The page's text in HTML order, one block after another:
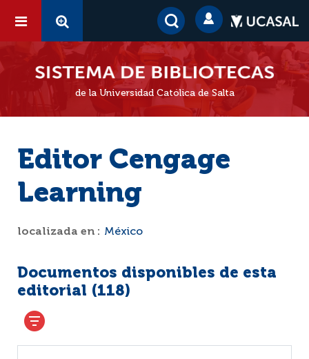
de la Universidad Católica de Salta
Editor Cengage
Learning
localizada en : México
Documentos disponibles de esta
editorial (118)